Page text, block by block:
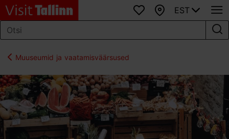
Lemmikud
Kaart
EST
Muuseumid ja vaatamisväärsused